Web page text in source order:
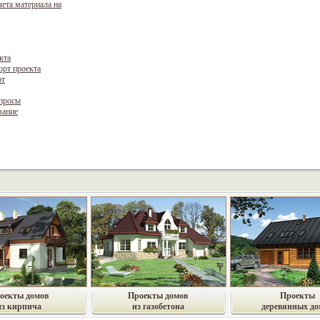
материала на
проекта
домов
кирпича
Проекты домов
из газобетона
Проекты
деревянных